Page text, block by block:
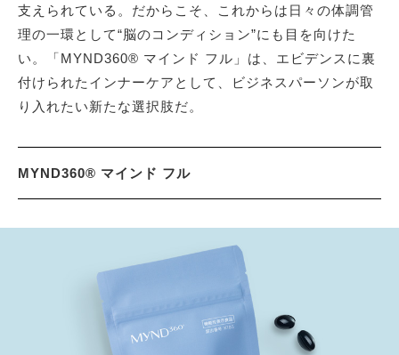
支えられている。だからこそ、これからは日々の体調管
理の一環として“脳のコンディション”にも目を向けた
い。「MYND360® マインド フル」は、エビデンスに裏
付けられたインナーケアとして、ビジネスパーソンが取
り入れたい新たな選択肢だ。
MYND360® マインド フル